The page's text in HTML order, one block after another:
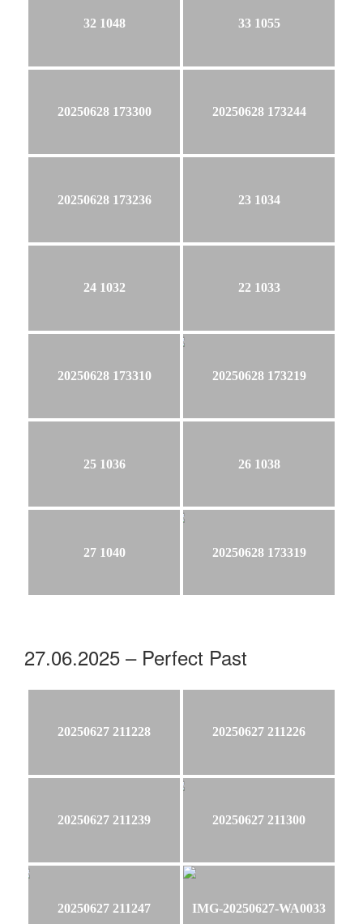
32 1048 33 1055
20250628 173300 20250628 173244
20250628 173236 23 1034
24 1032 22 1033
20250628 173310 20250628 173219
25 1036 26 1038
27 1040 20250628 173319
27.06.2025 – Perfect Past
20250627 211228 20250627 211226
20250627 211239 20250627 211300
20250627 211247 IMG-20250627-WA0033